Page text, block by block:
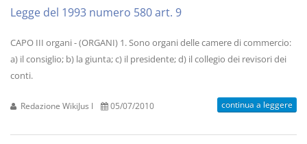
Legge del 1993 numero 580 art. 9
CAPO III organi - (ORGANI) 1. Sono organi delle camere di commercio:
a) il consiglio; b) la giunta; c) il presidente; d) il collegio dei revisori dei
conti.
Redazione WikiJus I 05/07/2010 continua a leggere